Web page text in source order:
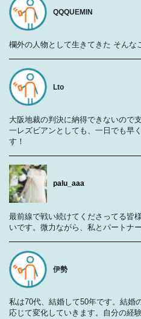
QQQUEMIN
欄外の人物として生きてきた そんな
Lto
大阪地裁の判決に納得できないので
一レズビアンとしても、一日でも早
す！
palu_aaa
最前線で戦い続けてくださってる皆
いです。微力ながら、私とパートナ
伊勢
私は70代、結婚して50年です。結婚
応じて変化していきます。自分の経